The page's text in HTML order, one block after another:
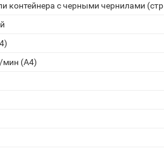
контейнера с черными чернилами (стр
мин (A4)